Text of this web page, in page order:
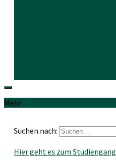
Mehr
Suchen nach:
Hier geht es zum Studiengang